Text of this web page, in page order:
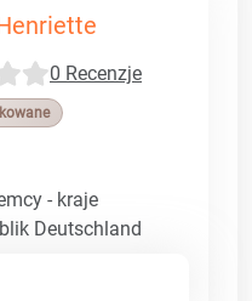
0 Recenzje
- kraje
Deutschland